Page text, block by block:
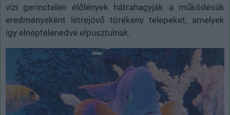
vízi gerinctelen élőlények hátrahagyják a működésük
eredményeként létrejövő törékeny telepeket, amelyek
így elnéptelenedve elpusztulnak.